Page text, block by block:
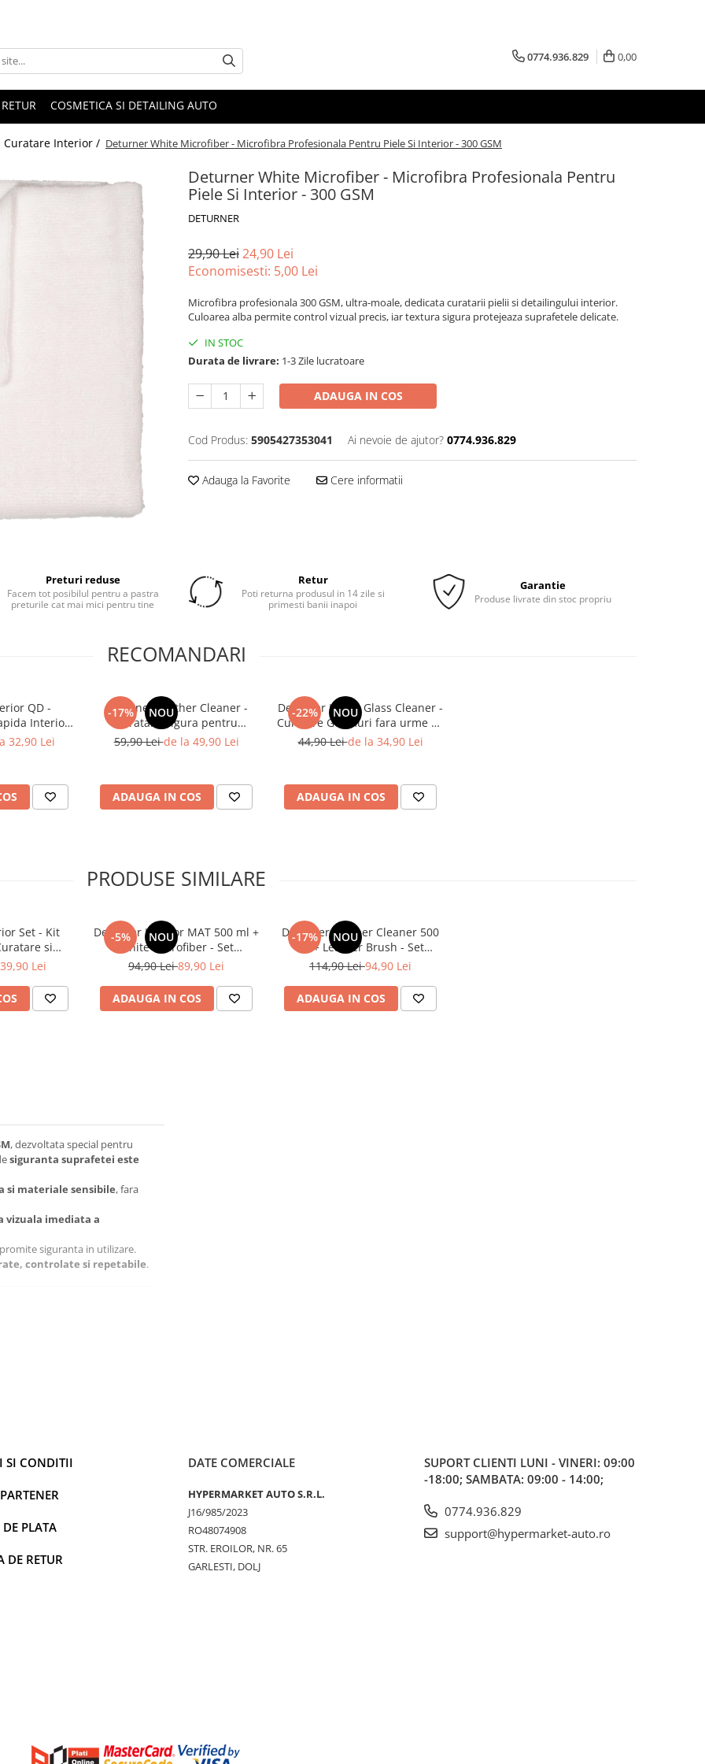
0774.936.829 0,00
COSMETICA SI DETAILING AUTO
Curatare Interior / Deturner White Microfiber - Microfibra Profesionala Pentru Piele Si Interior - 300 GSM
Deturner White Microfiber - Microfibra Profesionala Pentru
Piele Si Interior - 300 GSM
DETURNER
29,90 Lei24,90 Lei
Economisesti: 5,00 Lei
Microfibra profesionala 300 GSM, ultra-moale, dedicata curatarii pielii si detailingului interior.
Culoarea alba permite control vizual precis, iar textura sigura protejeaza suprafetele delicate.
IN STOC
Durata de livrare: 1-3 Zile lucratoare
ADAUGA IN COS
Cod Produs: 5905427353041 Ai nevoie de ajutor? 0774.936.829
Adauga la Favorite Cere informatii
Preturi reduse
Facem tot posibilul pentru a pastra
preturile cat mai mici pentru tine
Retur
Poti returna produsul in 14 zile si
primesti banii inapoi
Garantie
Produse livrate din stoc propriu
RECOMANDARI
QD -
Interior
Siguranta
32,90 Lei
-17% NOU
Deturner Leather Cleaner -
Curatare Sigura pentru
Tapiterie din Piele cu Spuma
59,90 Leide la 49,90 Lei
ADAUGA IN COS
-22% NOU
Deturner Hydro Glass Cleaner -
Curatare Geamuri fara urme cu
Efect Hidrofob si Evaporare
44,90 Leide la 34,90 Lei
ADAUGA IN COS
PRODUSE SIMILARE
Set - Kit
si
Auto cu
Lei
-5% NOU
Deturner Interior MAT 500 ml +
White Microfiber - Set
Intretinere Interior Finish Mat
94,90 Lei89,90 Lei
ADAUGA IN COS
-17% NOU
Deturner Leather Cleaner 500
ml + Leather Brush - Set
Curatare Piele Auto
114,90 Lei94,90 Lei
ADAUGA IN COS
, dezvoltata special pentru
siguranta suprafetei este
si materiale sensibile, fara
vizuala imediata a
siguranta in utilizare.
controlate si repetabile.
deteriorarea suprafetelor
SI CONDITII
PLATA
DE RETUR
DATE COMERCIALE
HYPERMARKET AUTO S.R.L.
J16/985/2023
RO48074908
STR. EROILOR, NR. 65
GARLESTI, DOLJ
SUPORT CLIENTI LUNI - VINERI: 09:00
-18:00; SAMBATA: 09:00 - 14:00;
0774.936.829
support@hypermarket-auto.ro